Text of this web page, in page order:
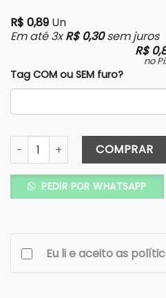
R$ 0,89 Un
Em até 3xR$0,30sem juros
R$
no
Tag COM ou SEM furo?
Tag Lembrancinha Quadrada
COMPRAR
PEDIR POR WHATSAPP
Eu li e aceito as